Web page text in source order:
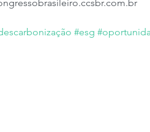
#esg